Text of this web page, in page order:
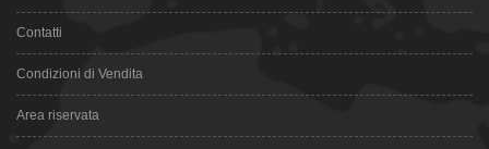
Contatti
Condizioni di Vendita
Area riservata